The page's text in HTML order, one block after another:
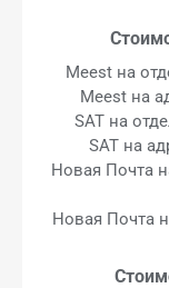
Meest на
Meest на
SAT на
SAT на
Новая Почта
Новая Почта